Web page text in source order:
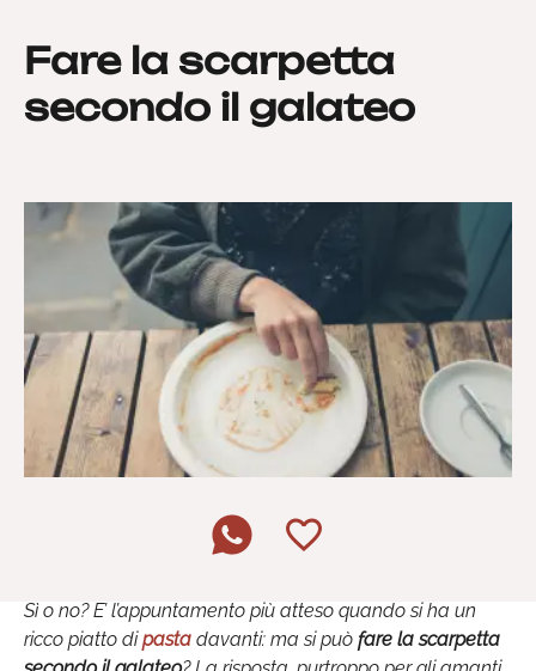
Fare la scarpetta
secondo il galateo
Sì o no? E’ l’appuntamento più atteso quando si ha un
ricco piatto dipasta davanti: ma si può fare la scarpetta